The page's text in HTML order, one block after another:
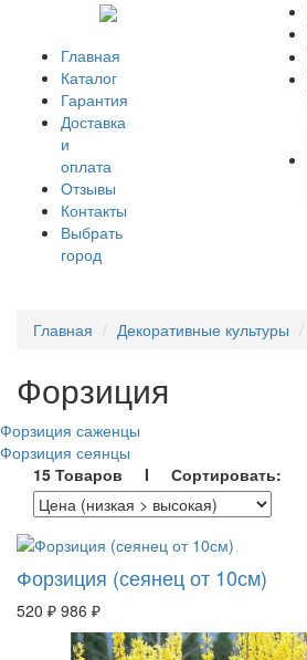
Главная
Каталог
Гарантия
Доставка
и
оплата
Отзывы
Контакты
Выбрать
город
Главная Декоративные культуры
Форзиция
Форзиция саженцы
Форзиция сеянцы
15 Товаров I Сортировать:
Форзиция (сеянец от 10см)
520 ₽ 986 ₽